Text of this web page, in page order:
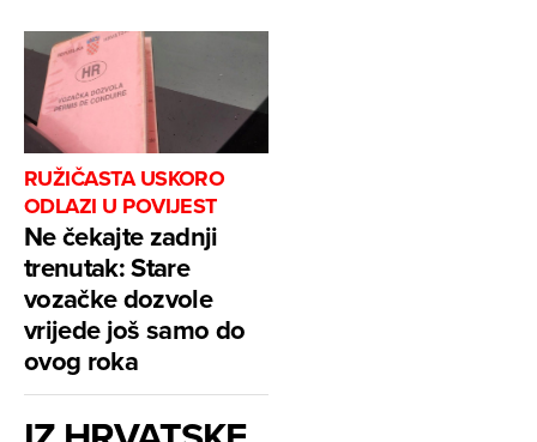
RUŽIČASTA USKORO
ODLAZI U POVIJEST
Ne čekajte zadnji
trenutak: Stare
vozačke dozvole
vrijede još samo do
ovog roka